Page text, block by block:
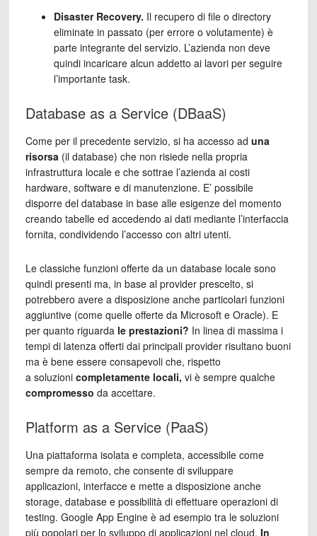
Disaster Recovery. Il recupero di file o directory
eliminate in passato (per errore o volutamente) è
parte integrante del servizio. L’azienda non deve
quindi incaricare alcun addetto ai lavori per seguire
l’importante task.
Database as a Service (DBaaS)
Come per il precedente servizio, si ha accesso ad una
risorsa(il database) che non risiede nella propria
infrastruttura locale e che sottrae l’azienda ai costi
hardware, software e di manutenzione. E’ possibile
disporre del database in base alle esigenze del momento
creando tabelle ed accedendo ai dati mediante l’interfaccia
fornita, condividendo l’accesso con altri utenti.
Le classiche funzioni offerte da un database locale sono
quindi presenti ma, in base al provider prescelto, si
potrebbero avere a disposizione anche particolari funzioni
aggiuntive (come quelle offerte da Microsoft e Oracle). E
per quanto riguardale prestazioni? In linea di massima i
tempi di latenza offerti dai principali provider risultano buoni
ma è bene essere consapevoli che, rispetto
a soluzioni completamente locali, vi è sempre qualche
compromesso da accettare.
Platform as a Service (PaaS)
Una piattaforma isolata e completa, accessibile come
sempre da remoto, che consente di sviluppare
applicazioni, interfacce e mette a disposizione anche
storage, database e possibilità di effettuare operazioni di
testing. Google App Engine è ad esempio tra le soluzioni
più popolari per lo sviluppo di applicazioni nel cloud. In